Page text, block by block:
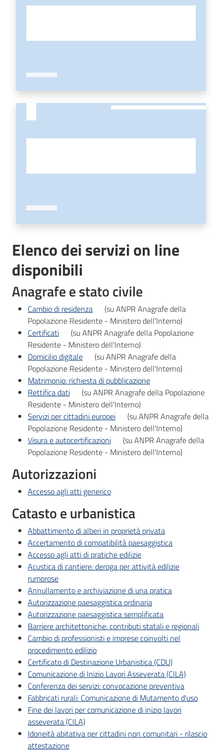
Elenco dei servizi on line
disponibili
Anagrafe e stato civile
Cambio di residenza
(su ANPR Anagrafe della
Popolazione Residente - Ministero dell'Interno)
Certificati
(su ANPR Anagrafe della Popolazione
Residente - Ministero dell'Interno)
Domicilio digitale
(su ANPR Anagrafe della
Popolazione Residente - Ministero dell'Interno)
Matrimonio: richiesta di pubblicazione
Rettifica dati
(su ANPR Anagrafe della Popolazione
Residente - Ministero dell'Interno)
Servizi per cittadini europei
(su ANPR Anagrafe della
Popolazione Residente - Ministero dell'Interno)
Visura e autocertificazioni
(su ANPR Anagrafe della
Popolazione Residente - Ministero dell'Interno)
Autorizzazioni
Accesso agli atti generico
Catasto e urbanistica
Abbattimento di alberi in proprietà privata
Accertamento di compatibilità paesaggistica
Accesso agli atti di pratiche edilizie
Acustica di cantiere: deroga per attività edilizie
rumorose
Annullamento e archiviazione di una pratica
Autorizzazione paesaggistica ordinaria
Autorizzazione paesaggistica semplificata
Barriere architettoniche: contributi statali e regionali
Cambio di professionisti e imprese coinvolti nel
procedimento edilizio
Certificato di Destinazione Urbanistica (CDU)
Comunicazione di Inizio Lavori Asseverata (CILA)
Conferenza dei servizi: convocazione preventiva
Fabbricati rurali: Comunicazione di Mutamento d'uso
Fine dei lavori per comunicazione di inizio lavori
asseverata (CILA)
Idoneità abitativa per cittadini non comunitari - rilascio
attestazione